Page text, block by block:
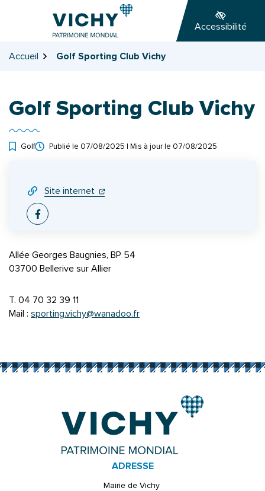
page
Accessibilité
Accueil Golf Sporting Club Vichy
Golf Sporting Club Vichy
Golf Publié le 07/08/2025 | Mis à jour le 07/08/2025
Site internet (ouverture dans un nouvel onglet)
(ouverture dans un nouvel onglet)
Facebook
Allée Georges Baugnies, BP 54
03700 Bellerive sur Allier
T. 04 70 32 39 11
Mail : sporting.vichy@wanadoo.fr
ADRESSE
Mairie de Vichy